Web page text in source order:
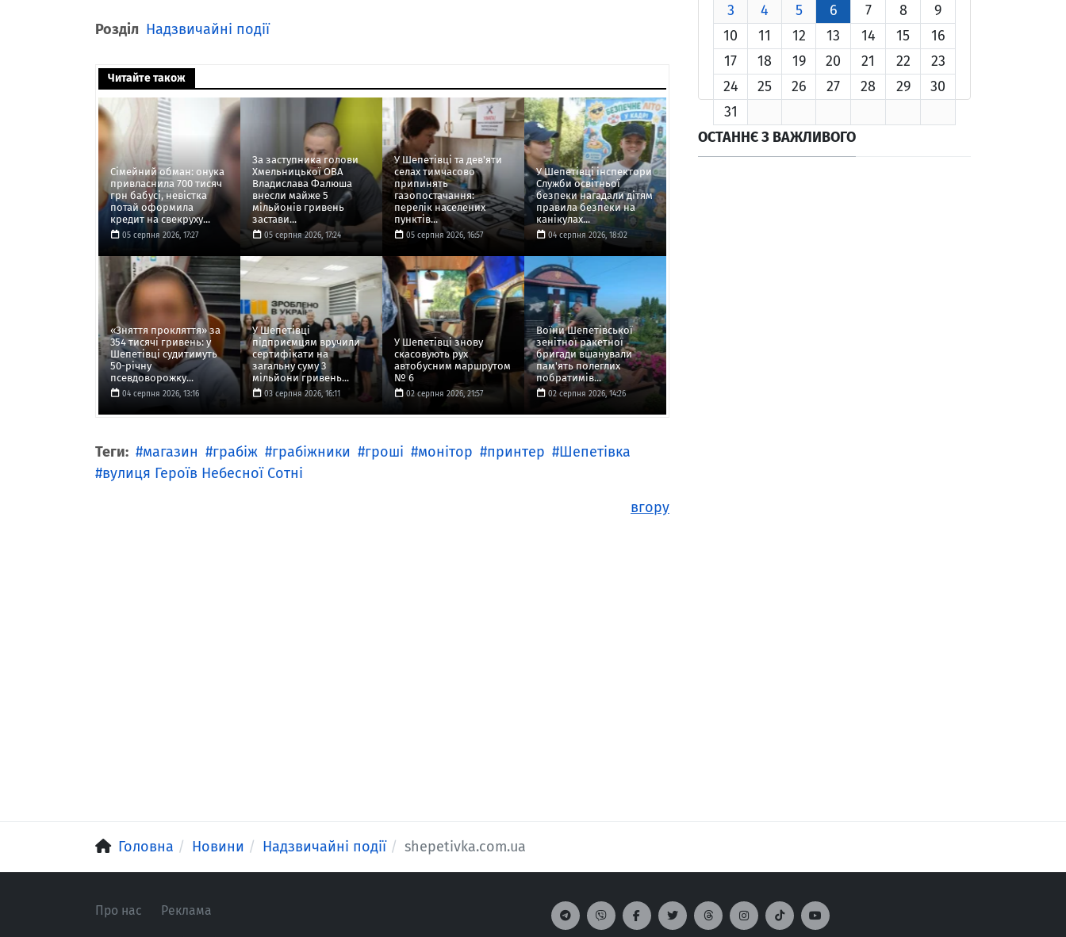
Розділ Надзвичайні події
Читайте також
Сімейний обман: онука
привласнила 700 тисяч
грн бабусі, невістка
потай оформила
кредит на свекруху...
05 серпня 2026, 17:27
За заступника голови
Хмельницької ОВА
Владислава Фалюша
внесли майже 5
мільйонів гривень
застави...
05 серпня 2026, 17:24
У Шепетівці та дев'яти
селах тимчасово
припинять
газопостачання:
перелік населених
пунктів...
05 серпня 2026, 16:57
У Шепетівці інспектори
Служби освітньої
безпеки нагадали дітям
правила безпеки на
канікулах...
04 серпня 2026, 18:02
«Зняття прокляття» за
354 тисячі гривень: у
Шепетівці судитимуть
50-річну
псевдоворожку...
04 серпня 2026, 13:16
У Шепетівці
підприємцям вручили
сертифікати на
загальну суму 3
мільйони гривень...
03 серпня 2026, 16:11
У Шепетівці знову
скасовують рух
автобусним маршрутом
№ 6
02 серпня 2026, 21:57
Воїни Шепетівської
зенітної ракетної
бригади вшанували
пам'ять полеглих
побратимів...
02 серпня 2026, 14:26
Теги: магазин грабіж грабіжники гроші монітор принтер
Шепетівка
вулиця Героїв Небесної Сотні
вгору
3
4 5 6 7 8
9
10
11 12 13 14 15
16
17
18 19 20 21 22
23
24
25 26 27 28 29
30
31
ОСТАННЄ З ВАЖЛИВОГО
Головна Новини Надзвичайні події shepetivka.com.ua
Про нас Реклама